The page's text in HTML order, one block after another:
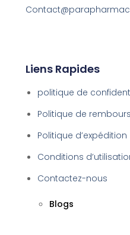
Liens Rapides
politique de
Politique de
Politique d’expédition
Conditions
Contactez-nous
Blogs